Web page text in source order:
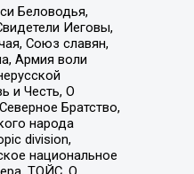
Беловодья,
Иеговы,
Союз славян,
Армия воли
и Честь, О
Братство,
народа
division,
национальное